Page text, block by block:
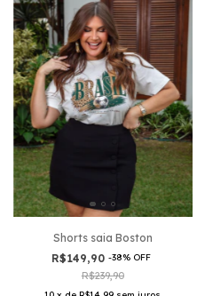
Shorts saia Boston
R$149,90 -38% OFF
R$239,90